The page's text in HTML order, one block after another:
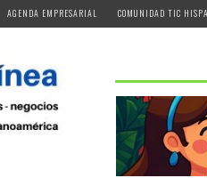
AGENDA EMPRESARIAL COMUNIDAD TIC